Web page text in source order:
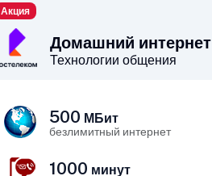
Домашний интернет
Технологии общения
Акция
500 МБит
безлимитный интернет
1000 минут